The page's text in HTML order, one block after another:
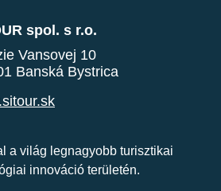
spol. s r.o.
Vansovej 10
Banská Bystrica
a világ legnagyobb turisztikai
innováció területén.